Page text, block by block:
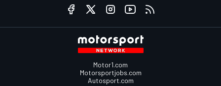
Motor1.com
Motorsportjobs.com
Autosport.com